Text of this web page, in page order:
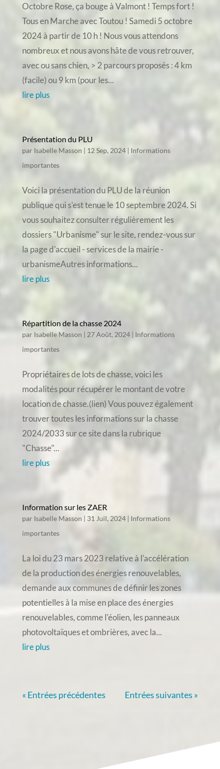
Octobre Rose, ça bouge à Valmont ! Temps fort !
Tous en Marche avec Toutou ! Samedi 5 octobre
2024 à partir de 10 h ! Nous vous attendons
nombreux et nous avons hâte de vous retrouver,
avec ou sans chien, > 2 parcours proposés : 4 km
(facile) ou 9 km (pour les...
lire plus
Présentation du PLU
par Isabelle Masson | 12 Sep, 2024| Informations
importantes
Voici la présentation du PLU de la réunion
publique qui s'est tenue le 10 septembre 2024. Si
vous souhaitez consulter régulièrement les
dossiers "Urbanisme" sur le site, rendez-vous sur
la page d'accueil - services de la mairie -
urbanismeAutres informations...
lire plus
Répartition de la chasse 2024
par Isabelle Masson | 27 Août, 2024| Informations
importantes
Propriétaires de lots de chasse, voici les
modalités pour récupérer le montant de votre
location de chasse.(lien) Vous pouvez également
trouver toutes les informations sur la chasse
2024/2033 sur ce site dans la rubrique
"Chasse"...
lire plus
Information sur les ZAER
par Isabelle Masson | 31 Juil, 2024| Informations
importantes
La loi du 23 mars 2023 relative à l'accélération
de la production des énergies renouvelables,
demande aux communes de définir les zones
potentielles à la mise en place des énergies
renouvelables, comme l'éolien, les panneaux
photovoltaïques et ombrières, avec la...
lire plus
« Entrées précédentes Entrées suivantes »